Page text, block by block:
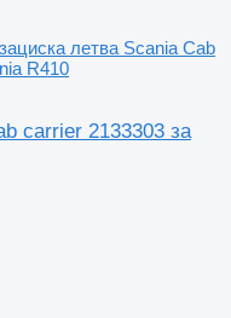
летва Scania Cab
R410
carrier 2133303 за